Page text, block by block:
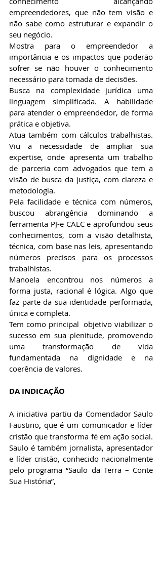
empreendedores, que não tem visão e
não sabe como estruturar e expandir o
seu negócio.
Mostra para o empreendedor a
importância e os impactos que poderão
sofrer se não houver o conhecimento
necessário para tomada de decisões.
Busca na complexidade jurídica uma
linguagem simplificada. A habilidade
para atender o empreendedor, de forma
prática e objetiva.
Atua também com cálculos trabalhistas.
Viu a necessidade de ampliar sua
expertise, onde apresenta um trabalho
de parceria com advogados que tem a
visão de busca da justiça, com clareza e
metodologia.
Pela facilidade e técnica com números,
buscou abrangência dominando a
ferramenta PJ-e CALC e aprofundou seus
conhecimentos, com a visão detalhista,
técnica, com base nas leis, apresentando
números precisos para os processos
trabalhistas.
Manoela encontrou nos números a
forma justa, racional é lógica. Algo que
faz parte da sua identidade performada,
única e completa.
Tem como principal  objetivo viabilizar o
sucesso em sua plenitude, promovendo
uma transformação de vida
fundamentada na dignidade e na
coerência de valores.
DA INDICAÇÃO
A iniciativa partiu da Comendador Saulo
Faustino, que é um comunicador e líder
cristão que transforma fé em ação social.
Saulo é também jornalista, apresentador
e líder cristão, conhecido nacionalmente
pelo programa “Saulo da Terra – Conte
Sua História”,